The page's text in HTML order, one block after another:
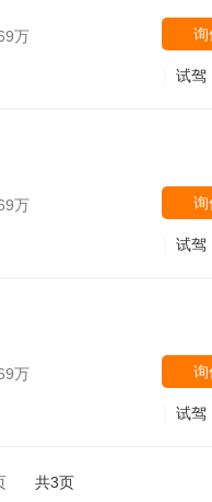
万 询
试驾
万 询
试驾
万 询
试驾
共3页